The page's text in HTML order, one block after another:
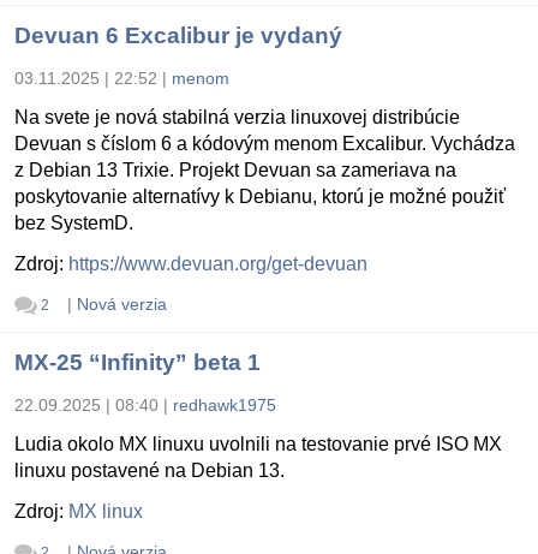
Devuan 6 Excalibur je vydaný
03.11.2025 | 22:52 | menom
Na svete je nová stabilná verzia linuxovej distribúcie
Devuan s číslom 6 a kódovým menom Excalibur. Vychádza
z Debian 13 Trixie. Projekt Devuan sa zameriava na
poskytovanie alternatívy k Debianu, ktorú je možné použiť
bez SystemD.
Zdroj: https://www.devuan.org/get-devuan
2 | Nová verzia
MX-25 “Infinity” beta 1
22.09.2025 | 08:40 | redhawk1975
Ludia okolo MX linuxu uvolnili na testovanie prvé ISO MX
linuxu postavené na Debian 13.
Zdroj: MX linux